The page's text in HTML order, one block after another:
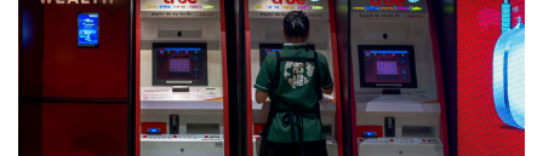
ABOUT THE AUTHOR
THE STANDARD LIFE
กองบรรณาธิการ THE STANDARD LIFE